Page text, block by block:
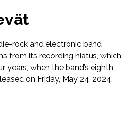
rock and electronic band
from its recording hiatus, which
years, when the band’s eighth
on Friday, May 24, 2024.